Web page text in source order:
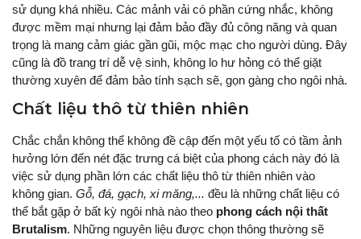
sử dụng khá nhiều. Các mảnh vải có phần cứng nhắc, không
được mềm mại nhưng lại đảm bảo đầy đủ công năng và quan
trọng là mang cảm giác gần gũi, mộc mạc cho người dùng. Đây
cũng là đồ trang trí dễ vệ sinh, không lo hư hỏng có thể giặt
thường xuyên để đảm bảo tính sạch sẽ, gọn gàng cho ngôi nhà.
Chất liệu thô từ thiên nhiên
Chắc chắn không thể không đề cập đến một yếu tố có tầm ảnh
hưởng lớn đến nét đặc trưng cá biệt của phong cách này đó là
việc sử dụng phần lớn các chất liệu thô từ thiên nhiên vào
không gian. Gỗ, đá, gạch, xi măng,... đều là những chất liệu có
thể bắt gặp ở bất kỳ ngôi nhà nào theo phong cách nội thất
Brutalism. Những nguyên liệu được chọn thông thường sẽ